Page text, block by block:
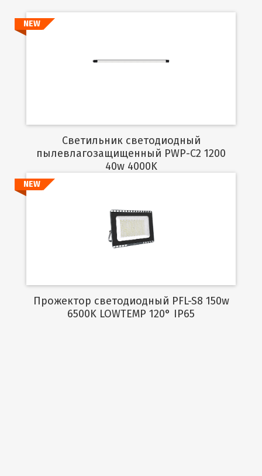
NEW
Светильник светодиодный
пылевлагозащищенный PWP-C2 1200
40w 4000K
Подробнее
NEW
Прожектор светодиодный PFL-S8 150w
6500K LOWTEMP 120° IP65